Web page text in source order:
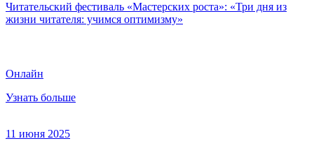
Читательский фестиваль «Мастерских роста»: «Три дня из
жизни читателя: учимся оптимизму»
Онлайн
Узнать больше
11 июня 2025